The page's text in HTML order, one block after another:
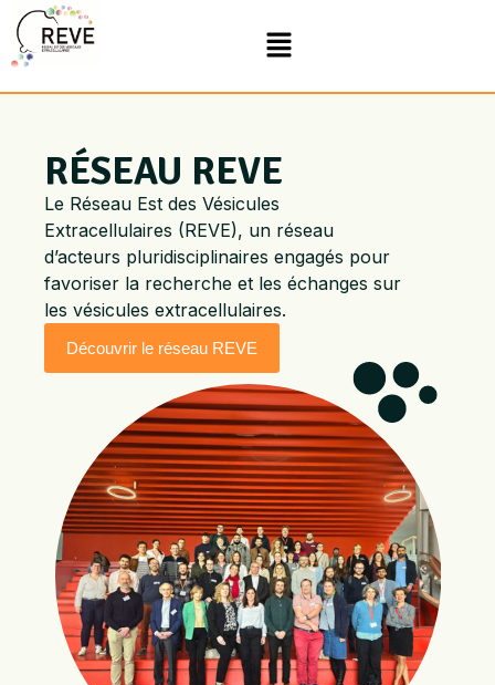
RÉSEAU REVE
Le Réseau Est des Vésicules
Extracellulaires (REVE), un réseau
d’acteurs pluridisciplinaires engagés pour
favoriser la recherche et les échanges sur
les vésicules extracellulaires.
Découvrir le réseau REVE